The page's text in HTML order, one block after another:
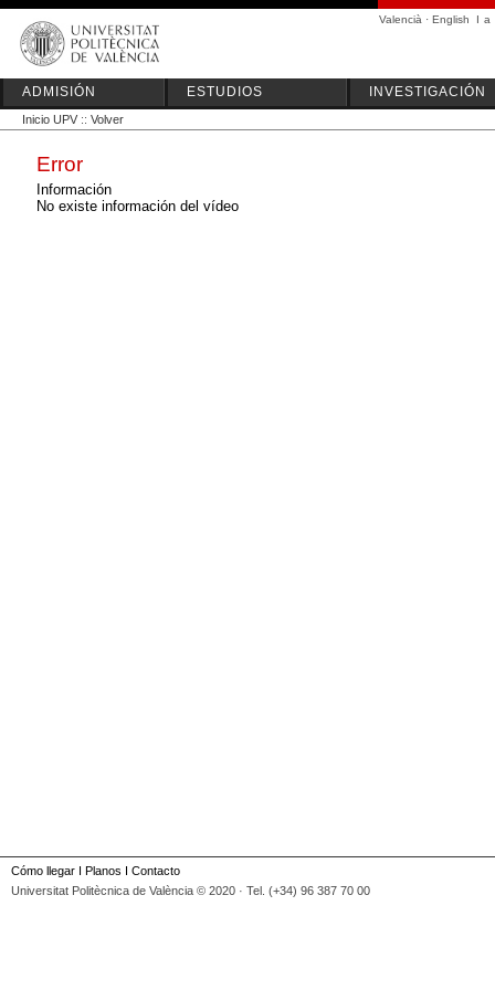
Valencià · English I a
ADMISIÓN ESTUDIOS INVESTIGACIÓN
Inicio UPV :: Volver
Error
Información
No existe información del vídeo
Cómo llegar I Planos I Contacto
Universitat Politècnica de València © 2020 · Tel. (+34) 96 387 70 00